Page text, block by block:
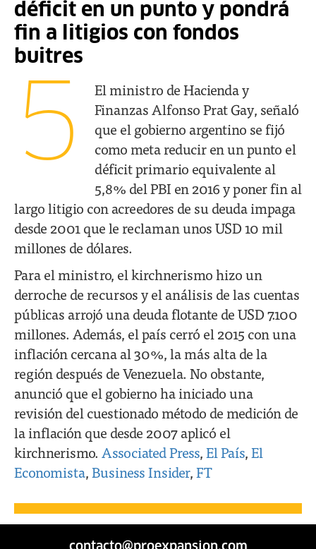
déficit en un punto y pondrá
fin a litigios con fondos
buitres
5
El ministro de Hacienda y
Finanzas Alfonso Prat Gay, señaló
que el gobierno argentino se fijó
como meta reducir en un punto el
déficit primario equivalente al
5,8% del PBI en 2016 y poner fin al
largo litigio con acreedores de su deuda impaga
desde 2001 que le reclaman unos USD 10 mil
millones de dólares.
Para el ministro, el kirchnerismo hizo un
derroche de recursos y el análisis de las cuentas
públicas arrojó una deuda flotante de USD 7.100
millones. Además, el país cerró el 2015 con una
inflación cercana al 30%, la más alta de la
región después de Venezuela. No obstante,
anunció que el gobierno ha iniciado una
revisión del cuestionado método de medición de
la inflación que desde 2007 aplicó el
kirchnerismo. Associated Press,El País,El
Economista, Business Insider,FT